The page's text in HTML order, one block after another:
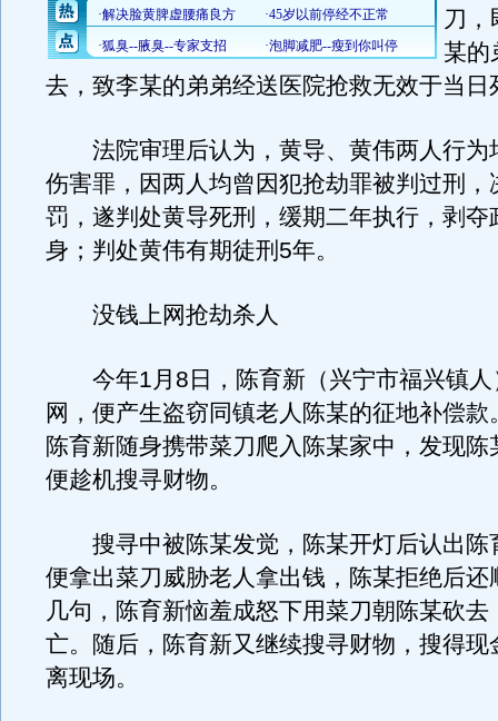
刀，
某的
去，致李某的弟弟经送医院抢救无效于当日
法院审理后认为，黄导、黄伟两人行为
伤害罪，因两人均曾因犯抢劫罪被判过刑，
罚，遂判处黄导死刑，缓期二年执行，剥夺
身；判处黄伟有期徒刑5年。
没钱上网抢劫杀人
今年1月8日，陈育新（兴宁市福兴镇人
网，便产生盗窃同镇老人陈某的征地补偿款
陈育新随身携带菜刀爬入陈某家中，发现陈
便趁机搜寻财物。
搜寻中被陈某发觉，陈某开灯后认出陈
便拿出菜刀威胁老人拿出钱，陈某拒绝后还
几句，陈育新恼羞成怒下用菜刀朝陈某砍去
亡。随后，陈育新又继续搜寻财物，搜得
离现场。